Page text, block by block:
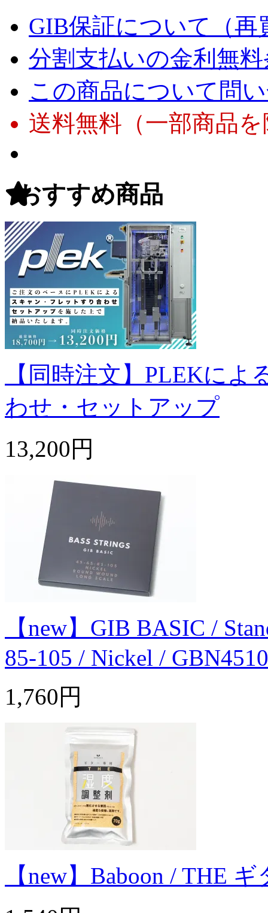
GIB保証について（再
分割支払いの金利無
この商品について問
送料無料（一部商品
おすすめ商品
【同時注文】PLEKに
わせ・セットアップ
13,200円
【new】GIB BASIC /
85-105 / Nickel /
1,760円
【new】Baboon / THE